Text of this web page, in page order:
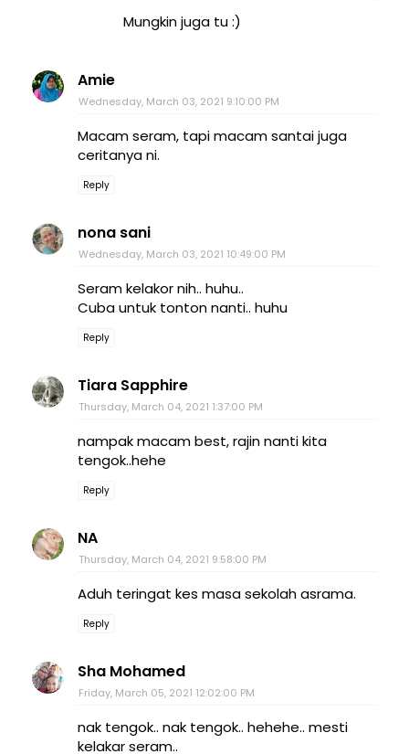
Mungkin juga tu :)
Amie
Wednesday, March 03, 2021 9:10:00 PM
Macam seram, tapi macam santai juga
ceritanya ni.
Reply
nona sani
Wednesday, March 03, 2021 10:49:00 PM
Seram kelakor nih.. huhu..
Cuba untuk tonton nanti.. huhu
Reply
Tiara Sapphire
Thursday, March 04, 2021 1:37:00 PM
nampak macam best, rajin nanti kita
tengok..hehe
Reply
NA
Thursday, March 04, 2021 9:58:00 PM
Aduh teringat kes masa sekolah asrama.
Reply
Sha Mohamed
Friday, March 05, 2021 12:02:00 PM
nak tengok.. nak tengok.. hehehe.. mesti
kelakar seram..